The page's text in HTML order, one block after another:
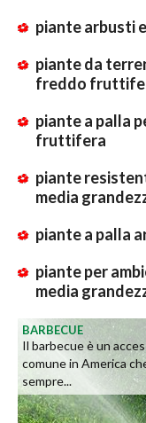
piante arbusti
piante da
freddo
piante a palla
fruttifera
piante
media
piante a palla
piante per
media
BARBECUE
Il barbecue è un
comune in America
sempre...